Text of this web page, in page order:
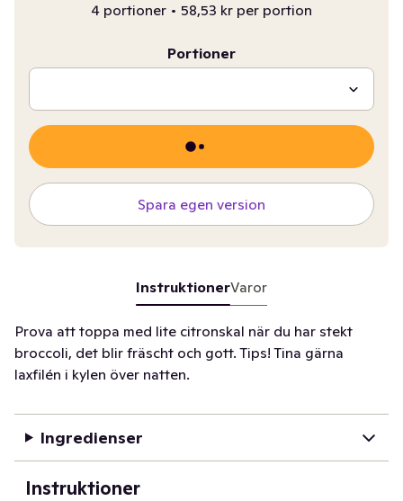
4 portioner • 58,53 kr per portion
Portioner
Spara egen version
InstruktionerVaror
Prova att toppa med lite citronskal när du har stekt
broccoli, det blir fräscht och gott. Tips! Tina gärna
laxfilén i kylen över natten.
Ingredienser
Instruktioner